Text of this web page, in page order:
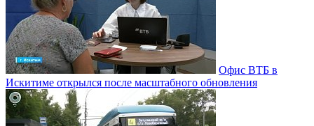
Офис ВТБ в
Искитиме открылся после масштабного обновления